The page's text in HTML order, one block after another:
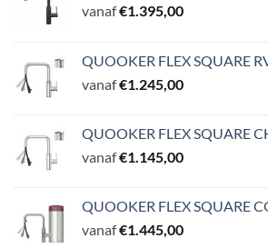
vanaf€1.395,00
QUOOKER FLEX SQUARE
vanaf€1.245,00
QUOOKER FLEX SQUARE
vanaf€1.145,00
QUOOKER FLEX SQUARE
vanaf€1.445,00